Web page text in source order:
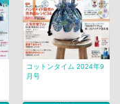
コットンタイム 2024年9
月号